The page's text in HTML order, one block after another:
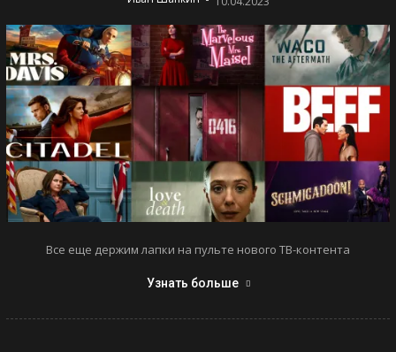
Все еще держим лапки на пульте нового ТВ-контента
Узнать больше